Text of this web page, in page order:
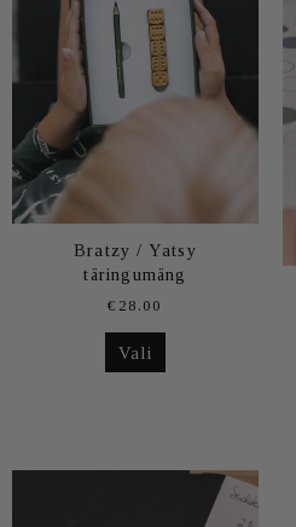
Bratzy / Yatsy
täringumäng
€ 28.00
Vali